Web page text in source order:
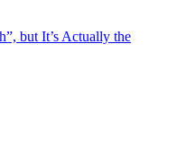
but It’s Actually the